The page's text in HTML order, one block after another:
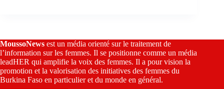
MoussoNews est un média orienté sur le traitement de
l’information sur les femmes. Il se positionne comme un média
leadHER qui amplifie la voix des femmes. Il a pour vision la
promotion et la valorisation des initiatives des femmes du
Burkina Faso en particulier et du monde en général.